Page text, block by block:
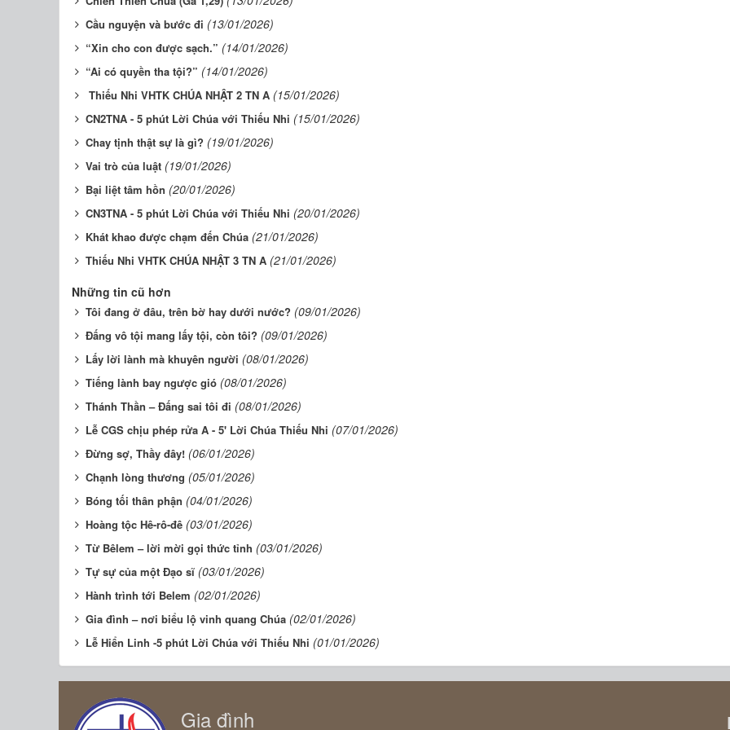
Cầu nguyện và bước đi (13/01/2026)
“Xin cho con được sạch.” (14/01/2026)
“Ai có quyền tha tội?” (14/01/2026)
Thiếu Nhi VHTK CHÚA NHẬT 2 TN A (15/01/2026)
CN2TNA - 5 phút Lời Chúa với Thiếu Nhi (15/01/2026)
Chay tịnh thật sự là gì? (19/01/2026)
Vai trò của luật (19/01/2026)
Bại liệt tâm hồn (20/01/2026)
CN3TNA - 5 phút Lời Chúa với Thiếu Nhi (20/01/2026)
Khát khao được chạm đến Chúa (21/01/2026)
Thiếu Nhi VHTK CHÚA NHẬT 3 TN A (21/01/2026)
Những tin cũ hơn
Tôi đang ở đâu, trên bờ hay dưới nước? (09/01/2026)
Đấng vô tội mang lấy tội, còn tôi? (09/01/2026)
Lấy lời lành mà khuyên người (08/01/2026)
Tiếng lành bay ngược gió (08/01/2026)
Thánh Thần – Đấng sai tôi đi (08/01/2026)
Lễ CGS chịu phép rửa A - 5' Lời Chúa Thiếu Nhi (07/01/2026)
Đừng sợ, Thầy đây! (06/01/2026)
Chạnh lòng thương (05/01/2026)
Bóng tối thân phận (04/01/2026)
Hoàng tộc Hê-rô-đê (03/01/2026)
Từ Bêlem – lời mời gọi thức tỉnh (03/01/2026)
Tự sự của một Đạo sĩ (03/01/2026)
Hành trình tới Belem (02/01/2026)
Gia đình – nơi biểu lộ vinh quang Chúa (02/01/2026)
Lễ Hiển Linh -5 phút Lời Chúa với Thiếu Nhi (01/01/2026)
Gia đình